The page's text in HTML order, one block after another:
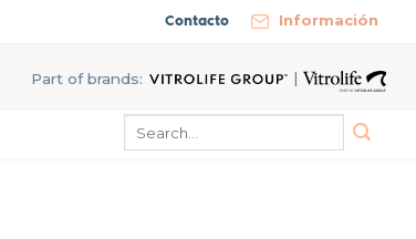
Contacto Información
Part of brands: |